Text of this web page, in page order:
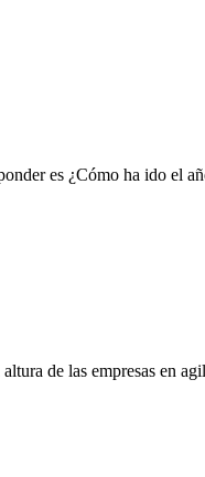
es ¿Cómo ha ido el
de las empresas en